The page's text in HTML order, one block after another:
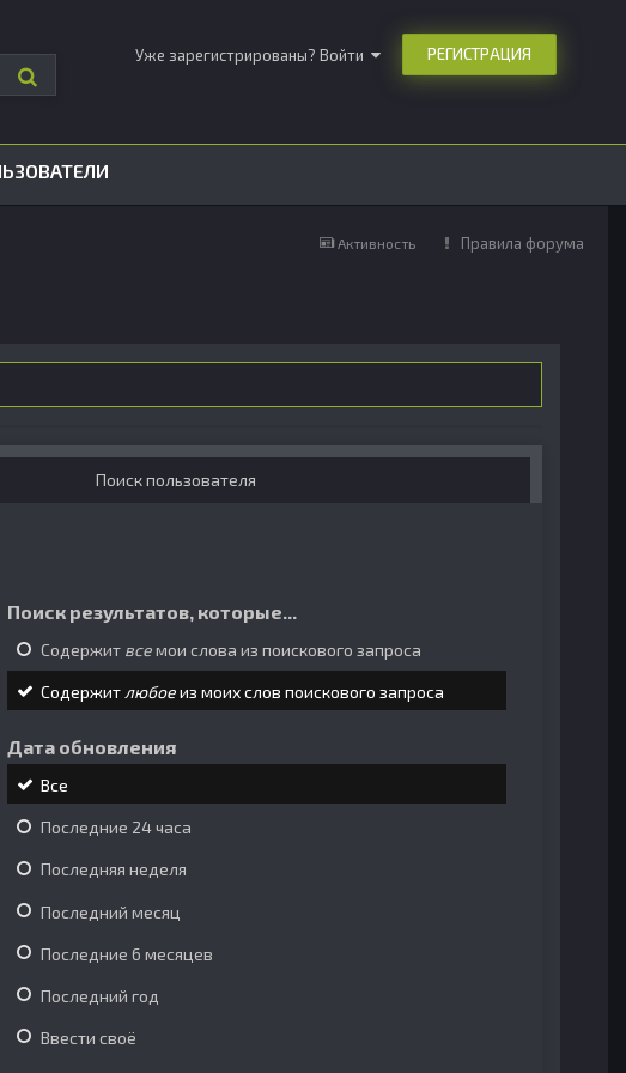
Уже зарегистрированы? Войти РЕГИСТРАЦИЯ
Активность Правила форума
Поиск пользователя
Поиск результатов, которые...
Содержит всемои слова из поискового запроса
Содержит любоеиз моих слов поискового запроса
Дата обновления
Все
Последние 24 часа
Последняя неделя
Последний месяц
Последние 6 месяцев
Последний год
Ввести своё